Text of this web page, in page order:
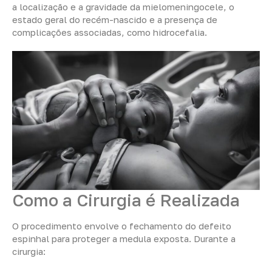
a localização e a gravidade da mielomeningocele, o
estado geral do recém-nascido e a presença de
complicações associadas, como hidrocefalia.
Como a Cirurgia é Realizada
O procedimento envolve o fechamento do defeito
espinhal para proteger a medula exposta. Durante a
cirurgia: